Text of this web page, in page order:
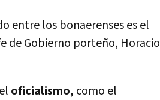
entre los bonaerenses es el
de Gobierno porteño, Horacio
oficialismo, como el